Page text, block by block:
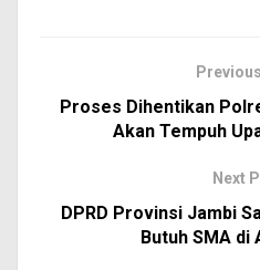
Proses Dihentikan
Akan Tempuh
Next
DPRD Provinsi Jambi
Butuh SMA di